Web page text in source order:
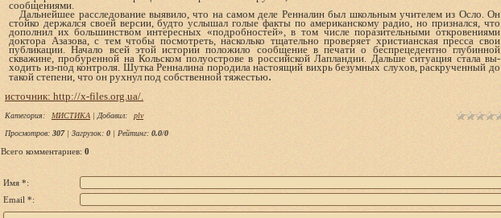
сообщениями.
Дальнейшее расследование выявило, что на са­мом деле Ренналин был школьным учителем из Осло. Он
стойко держался своей версии, будто услышал голые факты по американскому радио, но признался, что
дополнил их большинством интересных «подробностей», в том числе поразительными откровениями
доктора Азазова, с тем чтобы посмотреть, насколько тщательно проверяет христианская пресса свои
публикации. Начало всей этой истории положило сообщение в печати о беспрецедентно глубинной
скважине, пробуренной на Кольском полуострове в российской Лапландии. Дальше ситуация стала вы­
ходить из-под контроля. Шутка Ренналина породила настоящий вихрь безумных слухов, раскрученный до
такой степени, что он рухнул под собственной тяжестью.
источник: http://x-files.org.ua/.
Категория: МИСТИКА | Добавил:
plv
Просмотров: 307| Загрузок: 0 | Рейтинг: 0.0/0
Всего комментариев: 0
Имя *:
Email *: